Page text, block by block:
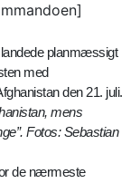
planmæssigt
med
den 21. juli.
mens
Fotos: Sebastian
de nærmeste